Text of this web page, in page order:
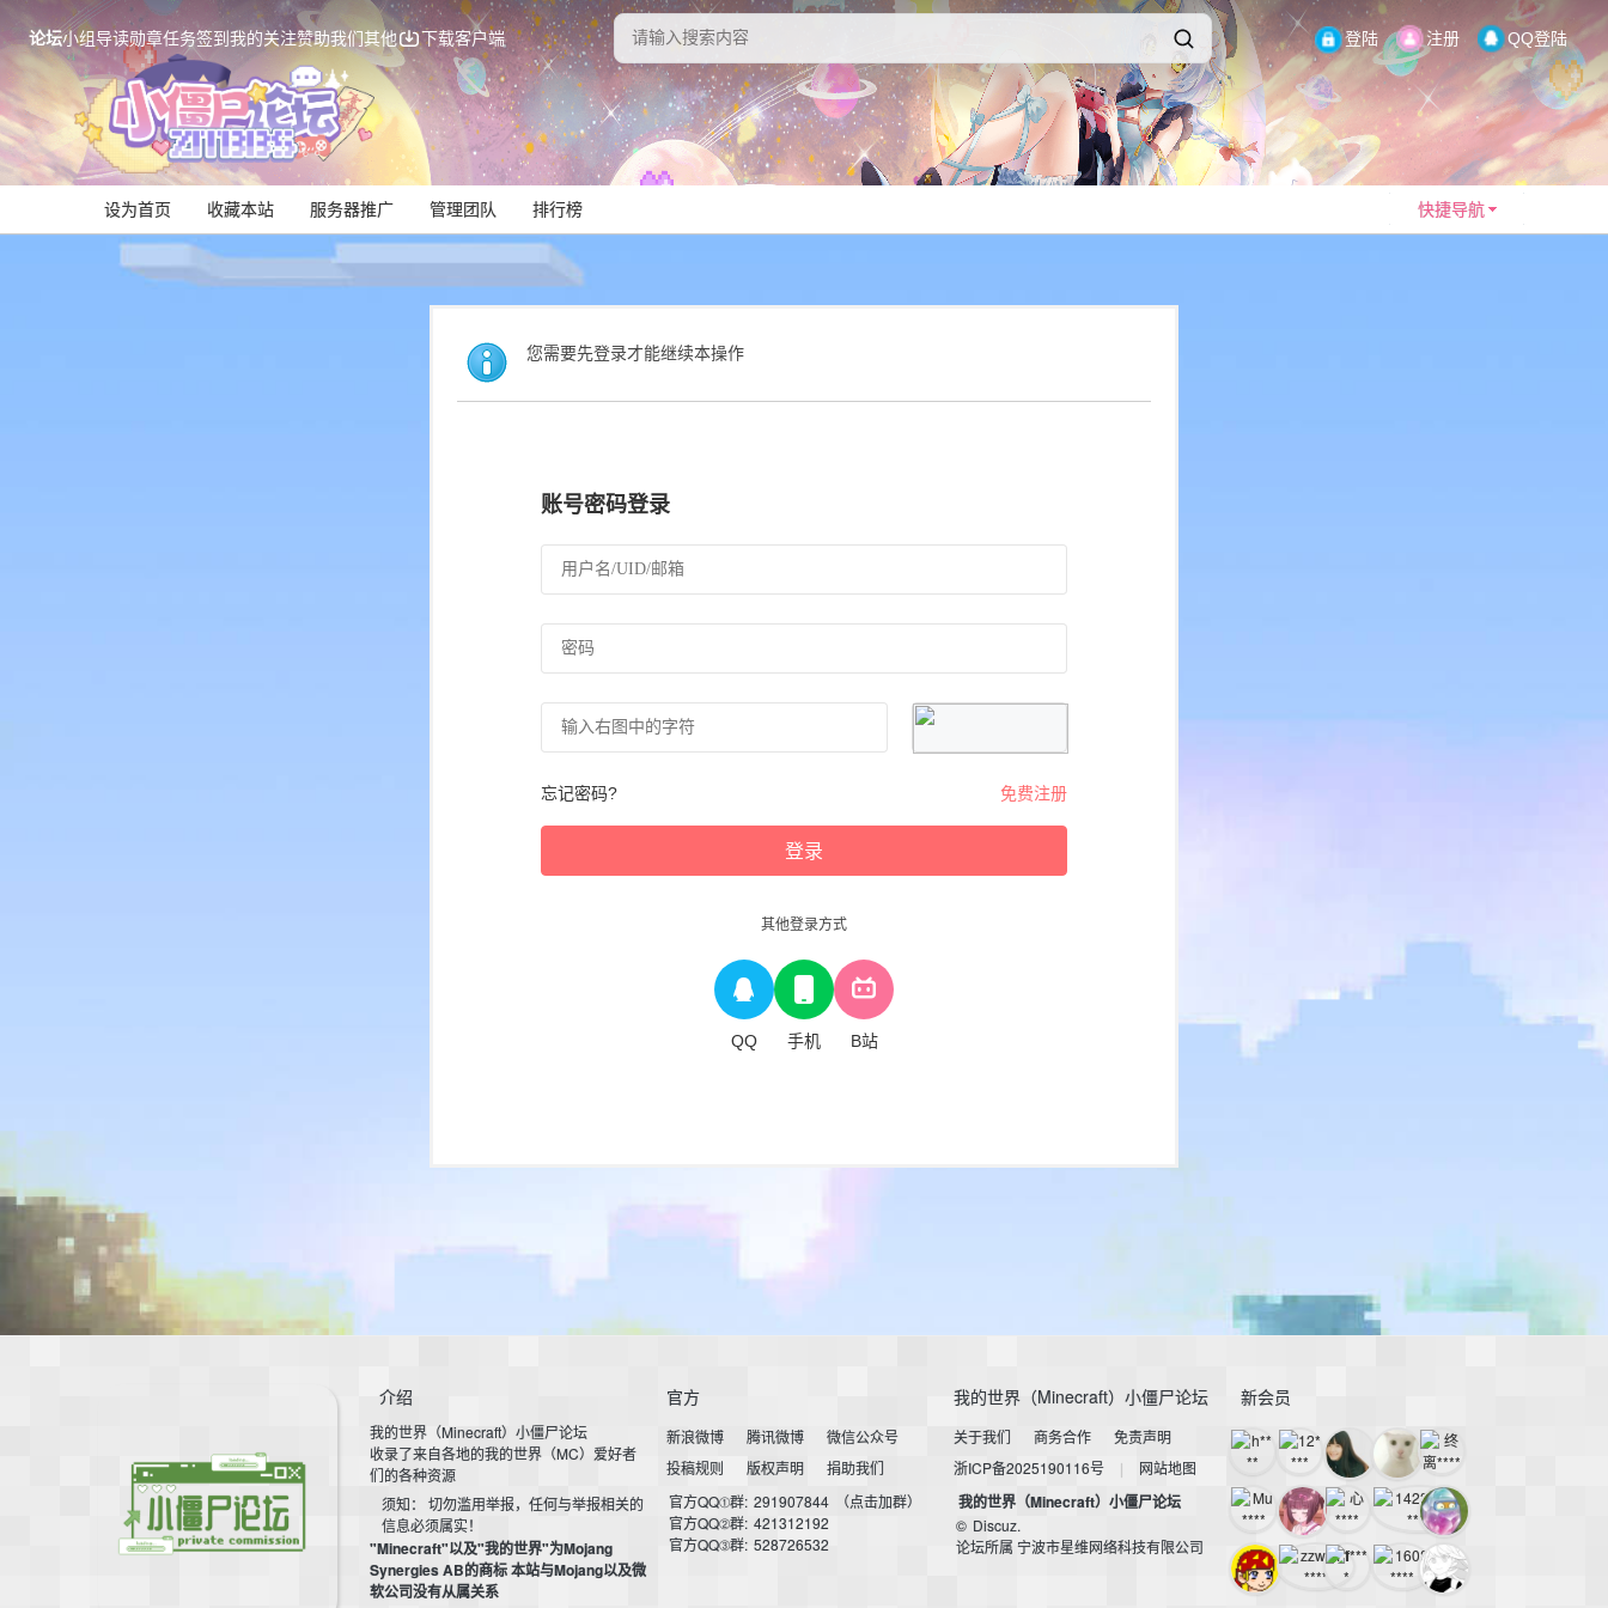
论坛小组导读勋章任务签到我的关注赞助我们其他 下载客户端 登陆 注册 QQ登陆
快捷导航
设为首页 收藏本站 服务器推广 管理团队 排行榜
您需要先登录才能继续本操作
账号密码登录
忘记密码? 免费注册
登录
其他登录方式
QQ 手机 B站
介绍
我的世界（Minecraft）小僵尸论坛
收录了来自各地的我的世界（MC）爱好者
们的各种资源
须知： 切勿滥用举报，任何与举报相关的
信息必须属实！
"Minecraft"以及"我的世界"为Mojang
Synergies AB的商标 本站与Mojang以及微
软公司没有从属关系
官方
新浪微博 腾讯微博
微信公众号
投稿规则
版权声明
捐助我们
官方QQ①群: 291907844
（点击加群）
官方QQ②群: 421312192
官方QQ③群: 528726532
我的世界（Minecraft）小僵尸论坛
关于我们 商务合作
免责声明
浙ICP备2025190116号
| 网站地图
我的世界（Minecraft）小僵尸论坛
© Discuz.
论坛所属 宁波市星维网络科技有限公司
新会员